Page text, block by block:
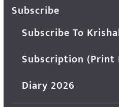
Subscribe
Subscribe To
Subscription (Print
Diary 2026